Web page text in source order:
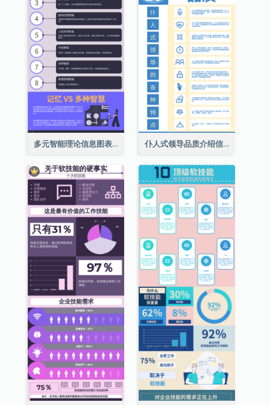
多元智能理论信息图表 仆人式领导品质介绍信息图表